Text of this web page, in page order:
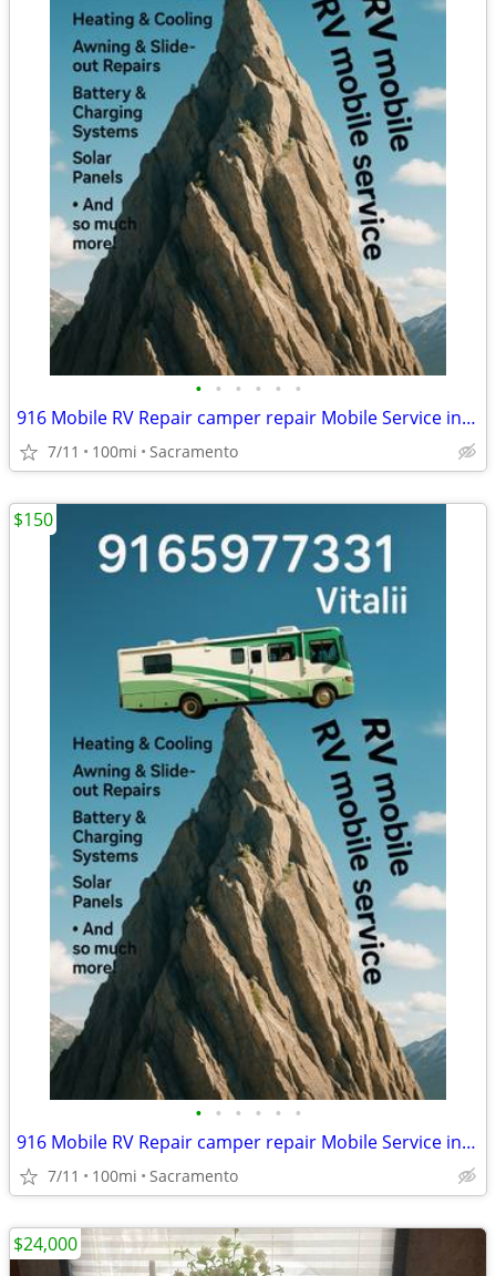
• • • • • •
916 Mobile RV Repair camper repair Mobile Service in Sacramento
7/11 100mi Sacramento
• • • • • •
916 Mobile RV Repair camper repair Mobile Service in Sacramento
7/11 100mi Sacramento
$150
$24,000